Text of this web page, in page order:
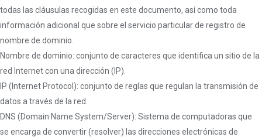
todas las cláusulas recogidas en este documento, así como toda
información adicional que sobre el servicio particular de registro de
nombre de dominio.
Nombre de dominio: conjunto de caracteres que identifica un sitio de la
red Internet con una dirección (IP).
IP (Internet Protocol): conjunto de reglas que regulan la transmisión de
datos a través de la red.
DNS (Domain Name System/Server): Sistema de computadoras que
se encarga de convertir (resolver) las direcciones electrónicas de